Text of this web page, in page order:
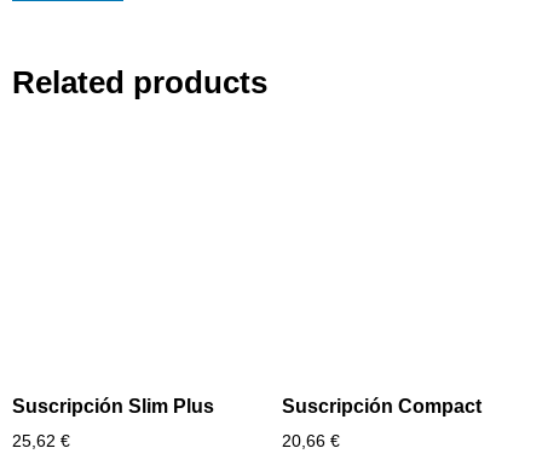
Related products
Suscripción Slim Plus
25,62 €
Suscripción Compact
20,66 €